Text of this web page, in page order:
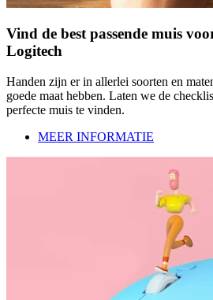
Vind de best passende muis
Logitech
Handen zijn er in allerlei soorten en
goede maat hebben. Laten we de
perfecte muis te vinden.
MEER INFORMATIE